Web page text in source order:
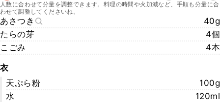
人数に合わせて分量を調整できます。料理の時間や火加減など、手順も分量に合
わせて調整してくださいね。
あさつき
40g
たらの芽
4個
こごみ
4本
衣
天ぷら粉
100g
水
120ml